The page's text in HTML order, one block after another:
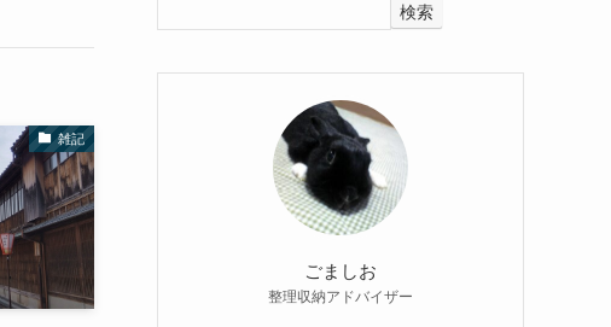
雑記
検索
ごましお
整理収納アドバイザー